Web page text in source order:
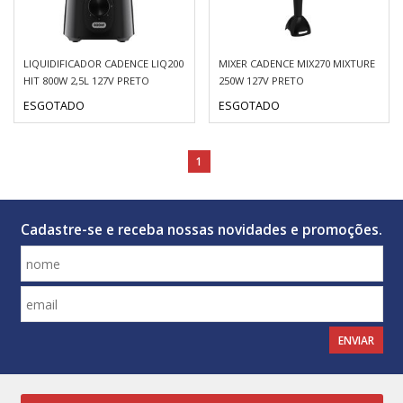
LIQUIDIFICADOR CADENCE LIQ200
HIT 800W 2,5L 127V PRETO
ESGOTADO
MIXER CADENCE MIX270 MIXTURE
250W 127V PRETO
ESGOTADO
1
Cadastre-se e receba nossas novidades e promoções.
ENVIAR